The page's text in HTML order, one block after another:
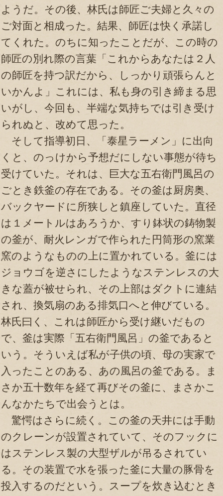
ようだ。その後、林氏は師匠ご夫婦と久々の
ご対面と相成った。結果、師匠は快く承諾し
てくれた。のちに知ったことだが、この時の
師匠の別れ際の言葉「これからあなたは２人
の師匠を持つ訳だから、しっかり頑張らんと
いかんよ」これには、私も身の引き締まる思
いがし、今回も、半端な気持ちでは引き受け
られぬと、改めて思った。
そして指導初日、「泰星ラーメン」に出向
くと、のっけから予想だにしない事態が待ち
受けていた。それは、巨大な五右衛門風呂の
ごとき鉄釜の存在である。その釜は厨房奥、
バックヤードに所狭しと鎮座していた。直径
は１メートルはあろうか、すり鉢状の鋳物製
の釜が、耐火レンガで作られた円筒形の窯業
窯のようなものの上に置かれている。釜には
ジョウゴを逆さにしたようなステンレスの大
きな蓋が被せられ、その上部はダクトに連結
され、換気扇のある排気口へと伸びている。
林氏曰く、これは師匠から受け継いだもの
で、釜は実際「五右衛門風呂」の釜であると
いう。そういえば私が子供の頃、母の実家で
入ったことのある、あの風呂の釜である。ま
さか五十数年を経て再びその釜に、まさかこ
んなかたちで出会うとは。
驚愕はさらに続く。この釜の天井には手動
のクレーンが設置されていて、そのフックに
はステンレス製の大型ザルが吊るされてい
る。その装置で水を張った釜に大量の豚骨を
投入するのだという。スープを炊き込むとき